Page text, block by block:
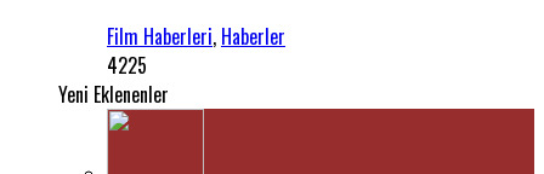
Film Haberleri, Haberler
4225
Yeni Eklenenler